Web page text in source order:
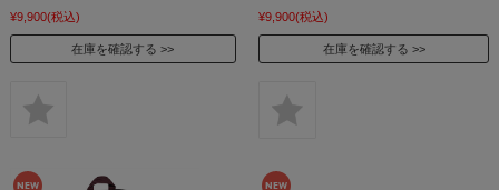
¥9,900(税込)
在庫を確認する
¥9,900(税込)
在庫を確認する